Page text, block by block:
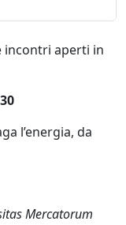
incontri aperti in
l’energia, da
Mercatorum